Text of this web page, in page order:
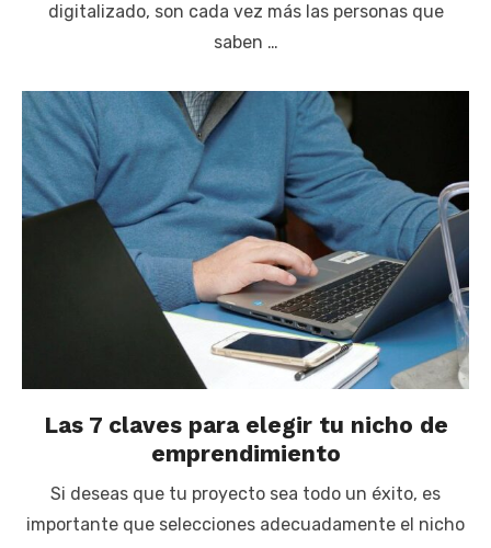
digitalizado, son cada vez más las personas que
saben …
Las 7 claves para elegir tu nicho de
emprendimiento
Si deseas que tu proyecto sea todo un éxito, es
importante que selecciones adecuadamente el nicho